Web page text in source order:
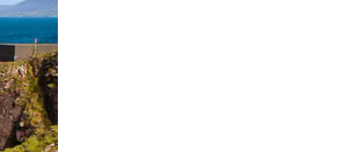
glisser.